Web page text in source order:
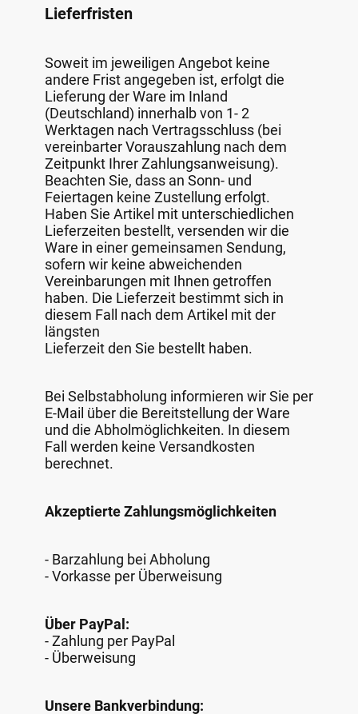
Lieferfristen
Soweit im jeweiligen Angebot keine
andere Frist angegeben ist, erfolgt die
Lieferung der Ware im Inland
(Deutschland) innerhalb von 1- 2
Werktagen nach Vertragsschluss (bei
vereinbarter Vorauszahlung nach dem
Zeitpunkt Ihrer Zahlungsanweisung).
Beachten Sie, dass an Sonn- und
Feiertagen keine Zustellung erfolgt.
Haben Sie Artikel mit unterschiedlichen
Lieferzeiten bestellt, versenden wir die
Ware in einer gemeinsamen Sendung,
sofern wir keine abweichenden
Vereinbarungen mit Ihnen getroffen
haben. Die Lieferzeit bestimmt sich in
diesem Fall nach dem Artikel mit der
längsten
Lieferzeit den Sie bestellt haben.
Bei Selbstabholung informieren wir Sie per
E-Mail über die Bereitstellung der Ware
und die Abholmöglichkeiten. In diesem
Fall werden keine Versandkosten
berechnet.
Akzeptierte Zahlungsmöglichkeiten
- Barzahlung bei Abholung
- Vorkasse per Überweisung
Über PayPal:
- Zahlung per PayPal
- Überweisung
Unsere Bankverbindung: